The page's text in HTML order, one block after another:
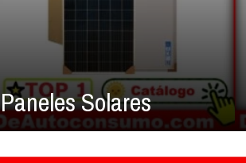
Paneles Solares